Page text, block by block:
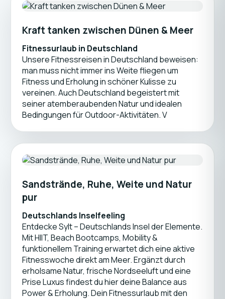
Kraft tanken zwischen Dünen & Meer
Fitnessurlaub in Deutschland
Unsere Fitnessreisen in Deutschland beweisen:
man muss nicht immer ins Weite fliegen um
Fitness und Erholung in schöner Kulisse zu
vereinen. Auch Deutschland begeistert mit
seiner atemberaubenden Natur und idealen
Bedingungen für Outdoor-Aktivitäten. V
Sandstrände, Ruhe, Weite und Natur
pur
Deutschlands Inselfeeling
Entdecke Sylt – Deutschlands Insel der Elemente.
Mit HIIT, Beach Bootcamps, Mobility &
funktionellem Training erwartet dich eine aktive
Fitnesswoche direkt am Meer. Ergänzt durch
erholsame Natur, frische Nordseeluft und eine
Prise Luxus findest du hier deine Balance aus
Power & Erholung. Dein Fitnessurlaub mit den